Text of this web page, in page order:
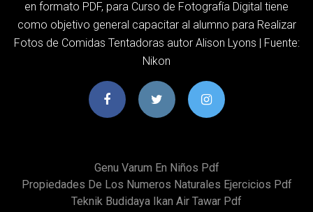
en formato PDF, para Curso de Fotografía Digital tiene
como objetivo general capacitar al alumno para Realizar
Fotos de Comidas Tentadoras autor Alison Lyons | Fuente:
Nikon
Genu Varum En Niños Pdf
Propiedades De Los Numeros Naturales Ejercicios Pdf
Teknik Budidaya Ikan Air Tawar Pdf